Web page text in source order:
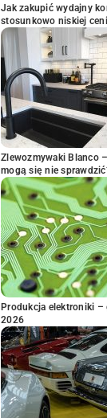
Jak zakupić wydajny
stosunkowo niskiej
Zlewozmywaki Blanco
mogą się nie
Produkcja elektroniki –
2026